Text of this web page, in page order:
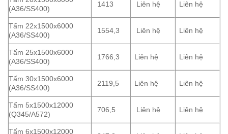
(A36/SS400)
1413 Liên hệ Liên hệ
Tấm 22x1500x6000
(A36/SS400)
1554,3 Liên hệ Liên hệ
Tấm 25x1500x6000
(A36/SS400)
1766,3 Liên hệ Liên hệ
Tấm 30x1500x6000
(A36/SS400)
2119,5 Liên hệ Liên hệ
Tấm 5x1500x12000
(Q345/A572)
706,5 Liên hệ Liên hệ
Tấm 6x1500x12000